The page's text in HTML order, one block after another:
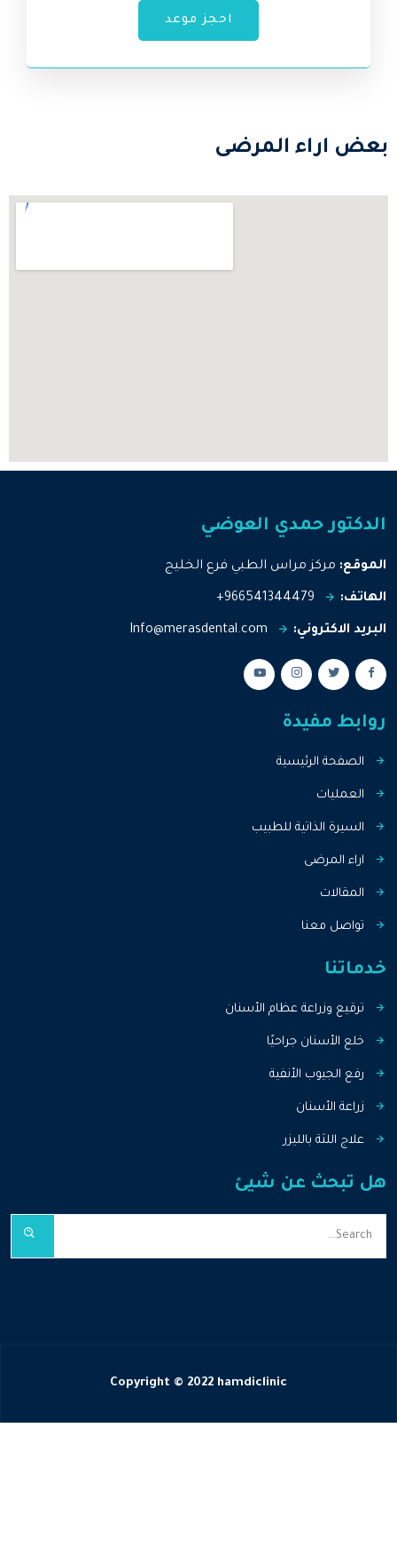
احجز موعد
بعض اراء المرضى
الدكتور حمدي العوضي
الموقع: مركز مراس الطبي فرع الخليج
الهاتف: 966541344479+
البريد الاكتروني: Info@merasdental.com
روابط مفيدة
الصفحة الرئيسية
العمليات
السيرة الذاتية للطبيب
اراء المرضى
المقالات
تواصل معنا
خدماتنا
ترقيع وزراعة عظام الأسنان
خلع الأسنان جراحيًا
رفع الجيوب الأنفية
زراعة الأسنان
علاج اللثة بالليزر
هل تبحث عن شيئ
Copyright © 2022 hamdiclinic